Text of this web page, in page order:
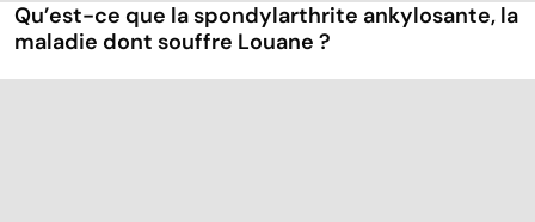
Qu’est-ce que la spondylarthrite ankylosante, la
maladie dont souffre Louane ?